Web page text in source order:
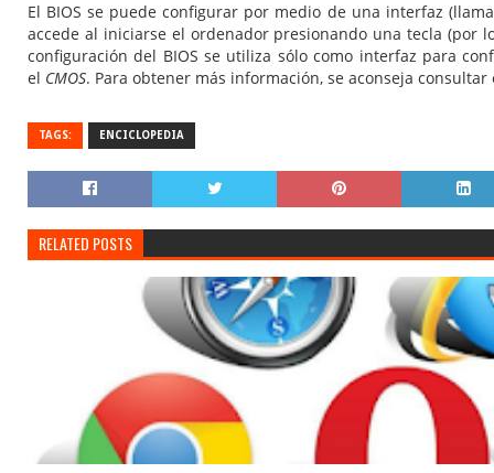
El BIOS se puede configurar por medio de una interfaz
accede al iniciarse el ordenador presionando una tecla (por
configuración del BIOS se utiliza sólo como interfaz para
el CMOS. Para obtener más información, se aconseja
TAGS: ENCICLOPEDIA
RELATED POSTS